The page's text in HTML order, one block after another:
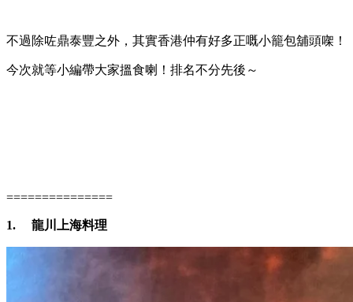
不過除咗鼎泰豐之外，其實香港仲有好多正嘅小籠包舖頭㗎！
今次就等小編帶大家搵食喇！排名不分先後～
===============
1. 龍川上海料理